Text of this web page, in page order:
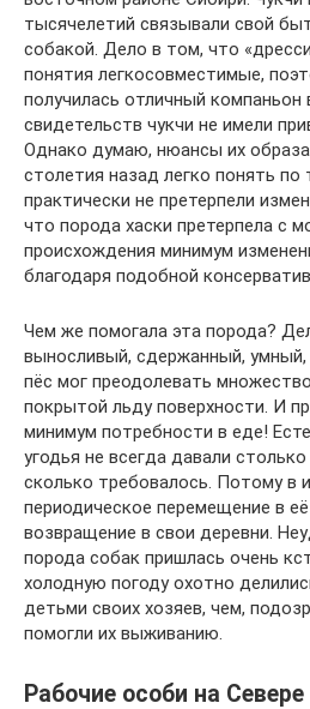
тысячелетий связывали свой
собакой. Дело в том, что
понятия легкосовместимые,
получилась отличный
свидетельств чукчи не имели
Однако думаю, нюансы их
столетия назад легко понять по
практически не претерпели
что порода хаски претерпела с
происхождения минимум
благодаря подобной
Чем же помогала эта порода?
выносливый, сдержанный,
пёс мог преодолевать
покрытой льду поверхности. И
минимум потребности в еде!
угодья не всегда давали
сколько требовалось. Потому в
периодическое перемещение в
возвращение в свои деревни.
порода собак пришлась очень
холодную погоду охотно
детьми своих хозяев, чем,
помогли их выживанию.
Рабочие особи на Севере